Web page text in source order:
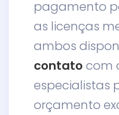
pagamento
as licenças
ambos
contato com
especialistas
orçamento